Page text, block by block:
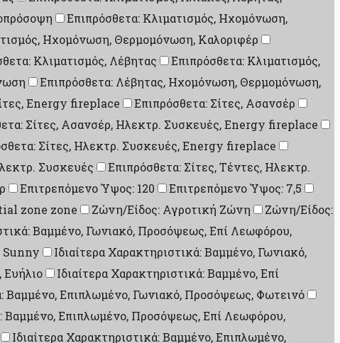
Επιπρόσθετα: Κλιματισμός, Ηχομόνωση,
Ηχομόνωση, Θερμομόνωση, Καλοριφέρ
Κλιματισμός, Λέβητας
Επιπρόσθετα: Κλιματισμός,
Επιπρόσθετα: Λέβητας, Ηχομόνωση, Θερμομόνωση,
Energy fireplace
Επιπρόσθετα: Σίτες, Ασανσέρ
Σίτες, Ασανσέρ, Ηλεκτρ. Συσκευές, Energy fireplace
Σίτες, Ηλεκτρ. Συσκευές, Energy fireplace
Συσκευές
Επιπρόσθετα: Σίτες, Τέντες, Ηλεκτρ.
Επιτρεπόμενο Ύψος: 120
Επιτρεπόμενο Ύψος: 7,5
zone zone Ζώνη/Είδος: Αγροτική Ζώνη
Ζώνη/Είδος:
Βαμμένο, Γωνιακό, Προσόψεως, Επί Λεωφόρου,
Sunny
Ιδιαίτερα Χαρακτηριστικά: Βαμμένο, Γωνιακό,
Ευήλιο
Ιδιαίτερα Χαρακτηριστικά: Βαμμένο, Επί
Βαμμένο, Επιπλωμένο, Γωνιακό, Προσόψεως, Φωτεινό
Βαμμένο, Επιπλωμένο, Προσόψεως, Επί Λεωφόρου,
Ιδιαίτερα Χαρακτηριστικά: Βαμμένο, Επιπλωμένο,